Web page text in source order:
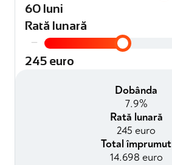
60 luni
Rată lunară
−
245 euro
Dobânda
7.9%
Rată lunară
245 euro
Total împrumut
14.698 euro